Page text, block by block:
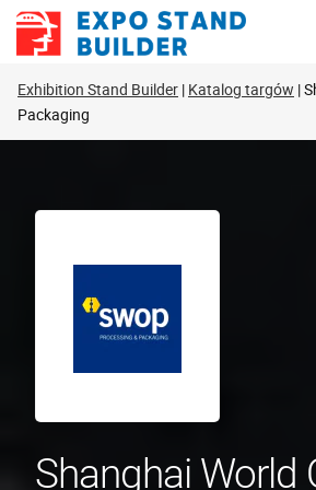
Skip
Exhibition Stand Builder Katalog targów
Packaging
Shanghai World